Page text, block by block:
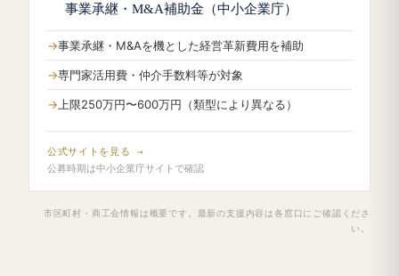
事業承継・M&A補助金（中小企業庁）
事業承継・M&Aを機とした経営革新費用を補助
専門家活用費・仲介手数料等が対象
上限250万円〜600万円（類型により異なる）
公式サイトを見る →
公募時期は中小企業庁サイトで確認
市区町村・商工会情報は概要です。最新の支援内容は各窓口にご確認くださ
い。